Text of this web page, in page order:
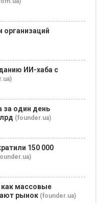
организаций
ИИ-хаба с
за один день
(founder.ua)
150 000
как массовые
рынок (founder.ua)